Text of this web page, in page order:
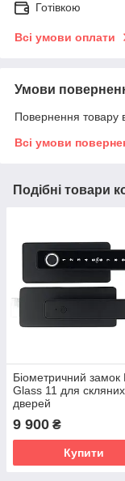
Готівкою
Всі умови оплати
Умови
Повернення товару
Всі умови
Подібні товари
Біометричний замок
Glass 11 для скляних
дверей
9 900 ₴
Купити